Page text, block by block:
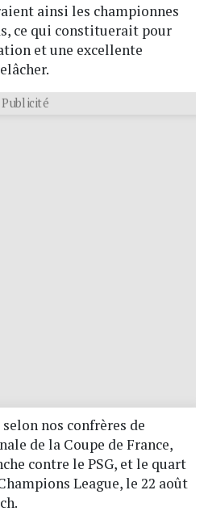
ainsi les championnes
ce qui constituerait pour
et une excellente
Publicité
nos confrères de
de la Coupe de France,
contre le PSG, et le quart
League, le 22 août